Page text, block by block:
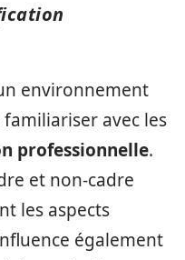
environnement
avec les
professionnelle.
et non-cadre
les aspects
également